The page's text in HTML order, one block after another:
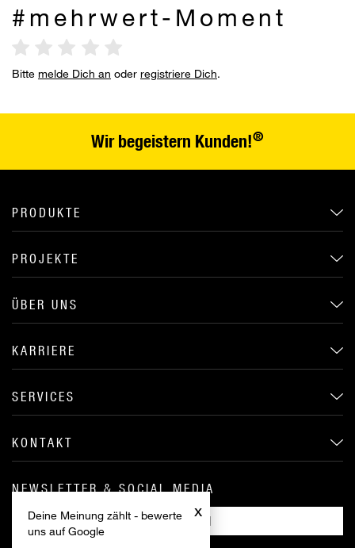
x
Deine Meinung zählt - bewerte
uns auf Google
#mehrwert-Moment
Bitte melde Dich an oder registriere Dich.
Wir begeistern Kunden!®
PRODUKTE
PROJEKTE
ÜBER UNS
KARRIERE
SERVICES
KONTAKT
NEWSLETTER & SOCIAL MEDIA
ANMELDEN